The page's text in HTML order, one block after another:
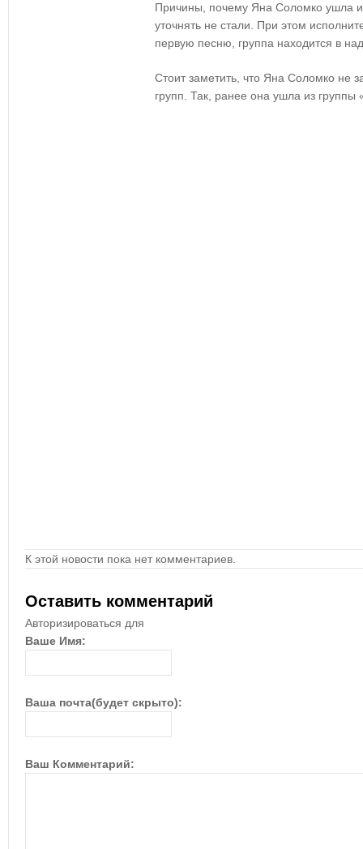
Причины, почему Яна Соломко ушла
уточнять не стали. При этом
первую песню, группа находится в
Стоит заметить, что Яна Соломко не
групп. Так, ранее она ушла из группы
К этой новости пока нет комментариев.
Оставить комментарий
Авторизироваться для
Ваше Имя:
Ваша почта(будет скрыто):
Ваш Комментарий: